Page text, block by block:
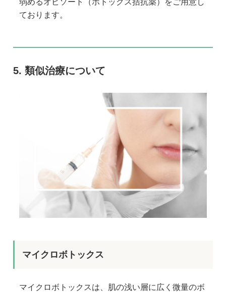
弱めるオビソート（ボトックス拮抗薬）をご用意し
ております。
類似治療について
マイクロボトックス
マイクロボトックスは、肌の浅い層に広く微量のボ